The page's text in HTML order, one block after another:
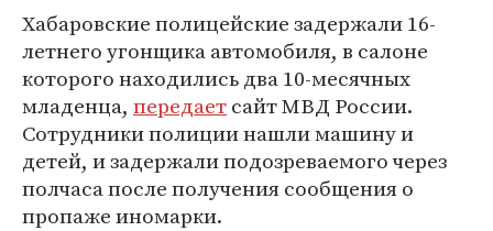
Хабаровские полицейские задержали 16-
летнего угонщика автомобиля, в салоне
которого находились два 10-месячных
младенца, передаетсайт МВД России.
Сотрудники полиции нашли машину и
детей, и задержали подозреваемого через
полчаса после получения сообщения о
пропаже иномарки.